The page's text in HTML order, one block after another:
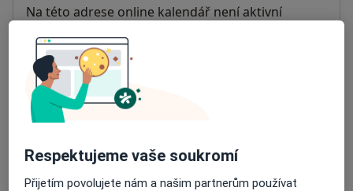
Dostupnost
Na této adrese online kalendář není aktivní
Co mám v takové situaci udělat?
Způsoby platby (soukromé návštěvy)
Na teto adrese lékař přijímá pacienty na pojišťovnu
Detaily
Více
Respektujeme vaše soukromí
Přijetím povolujete nám a našim partnerům používat